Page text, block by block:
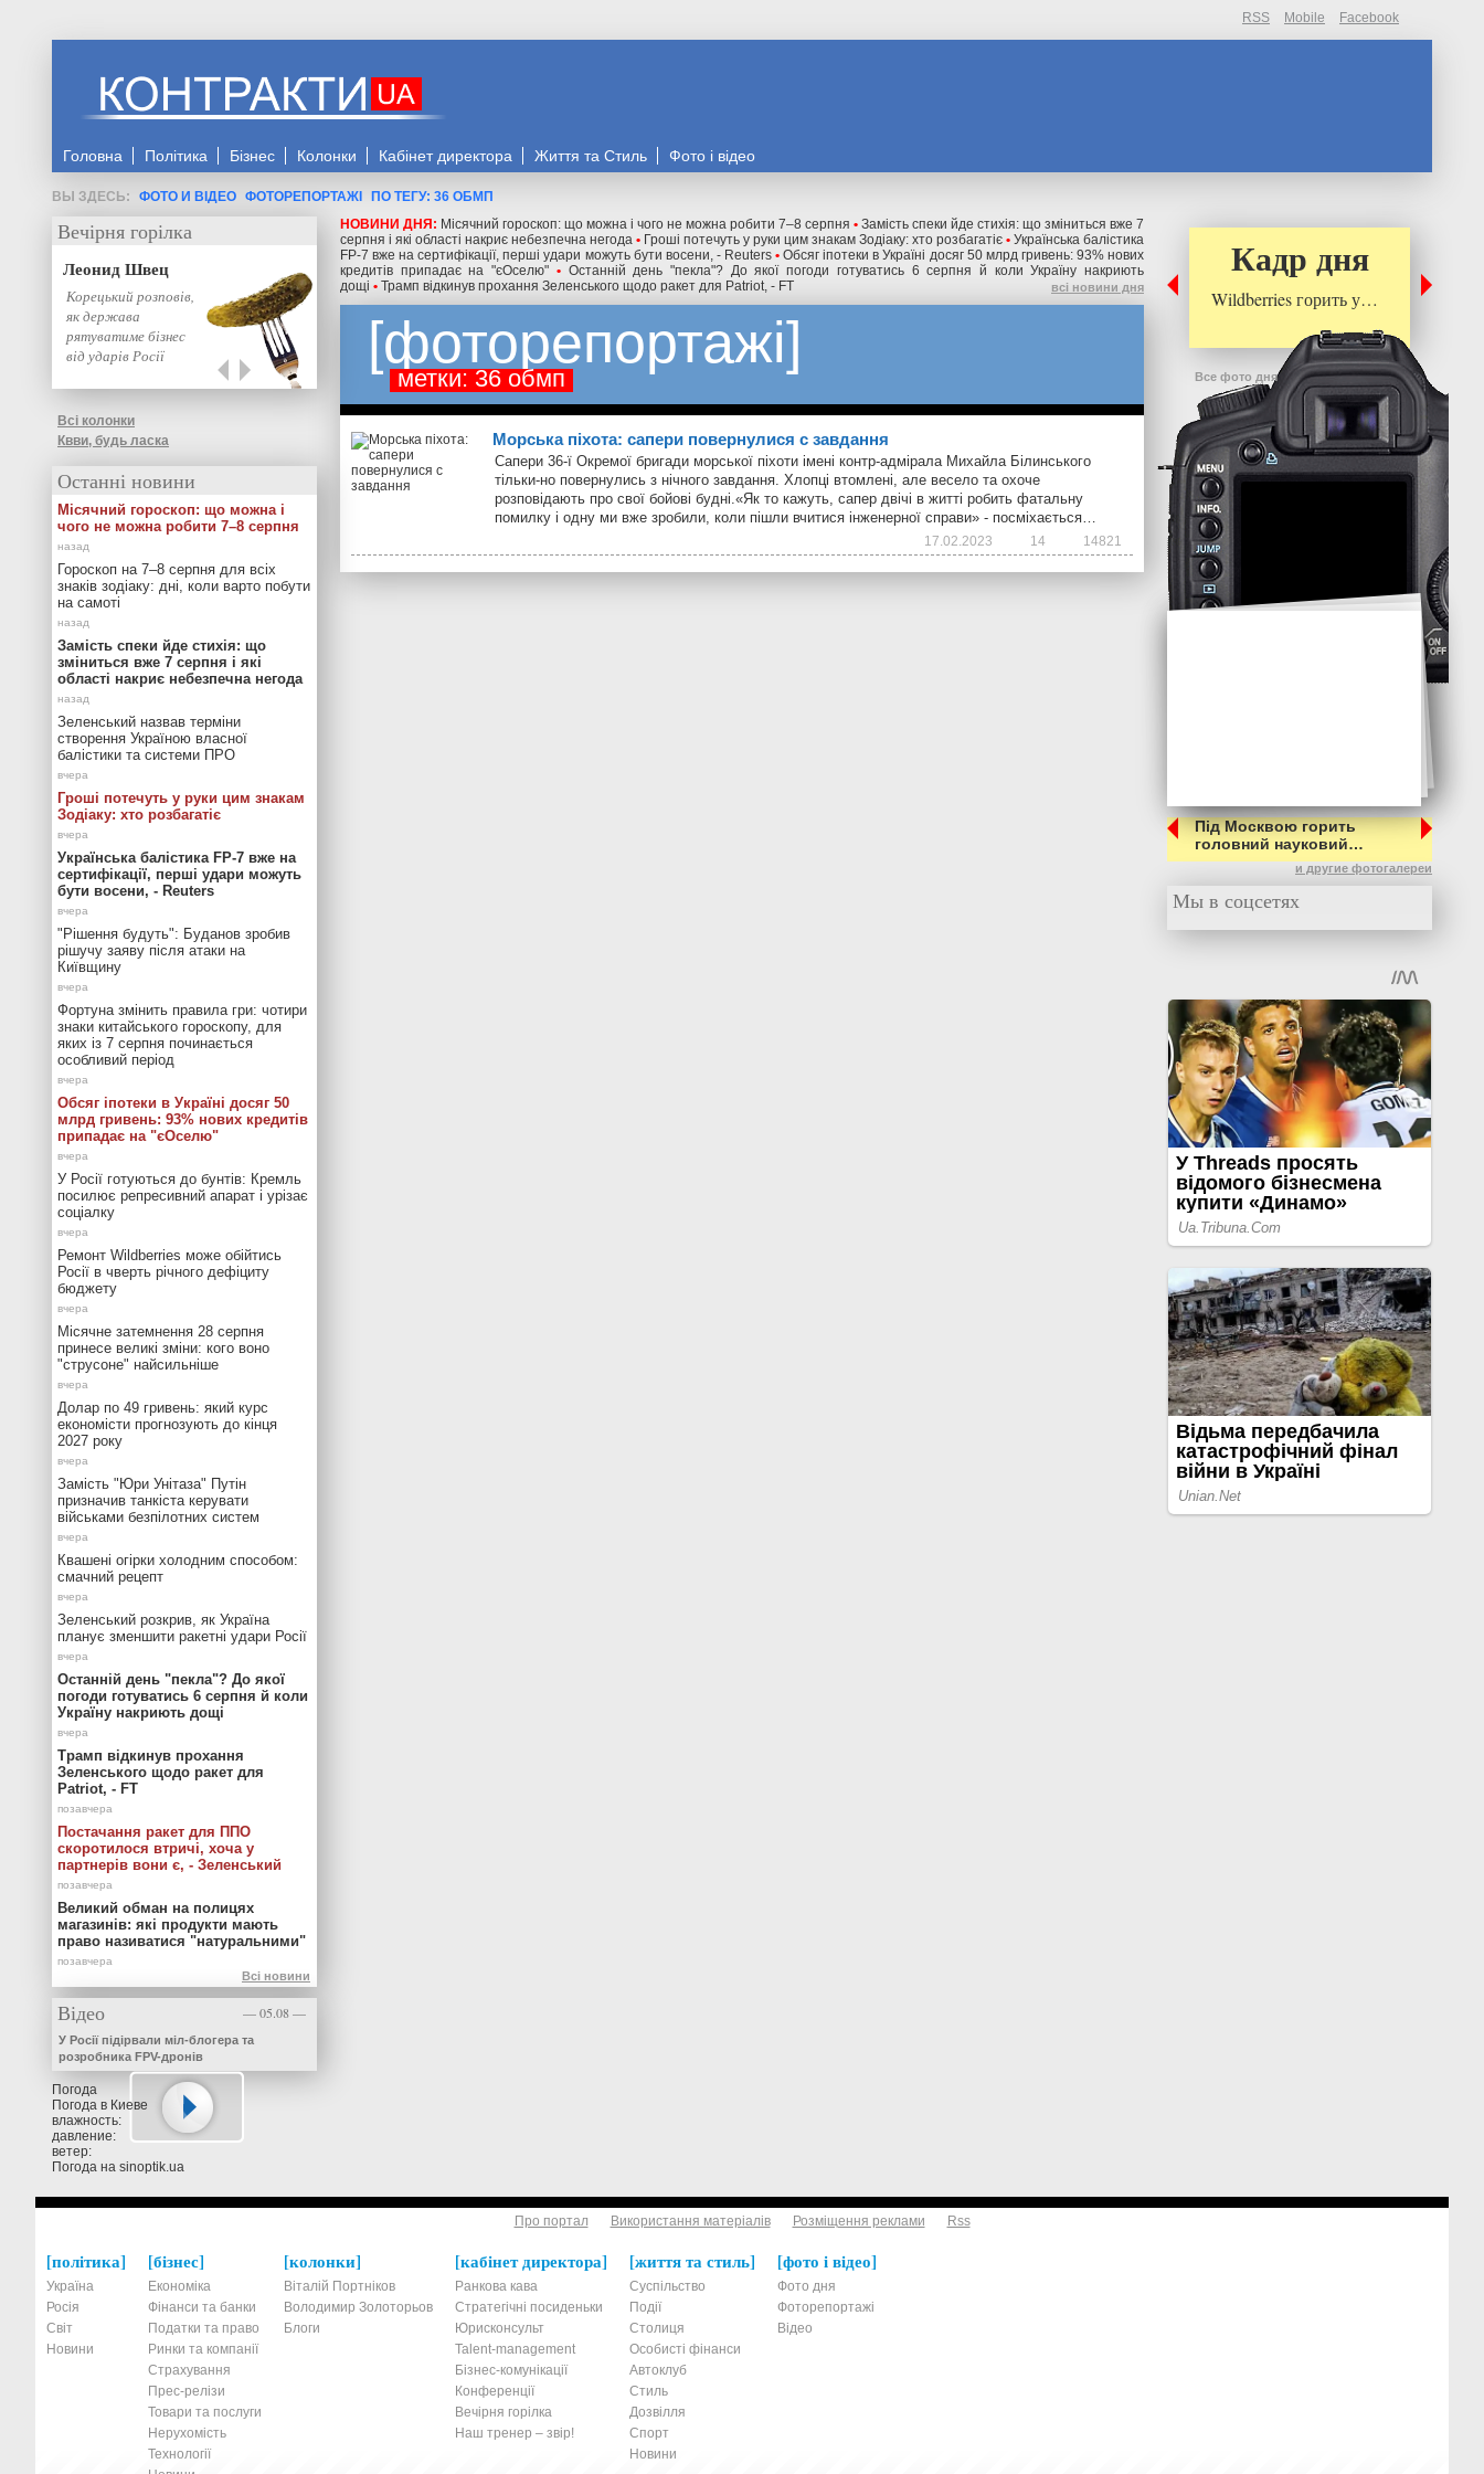
RSS Mobile Facebook
Головна Політика Бізнес Колонки Кабінет директора Життя та Стиль Фото і відео
ФОТО И ВІДЕО ФОТОРЕПОРТАЖІ
ПО ТЕГУ: 36 ОБМП
НОВИНИ ДНЯ: Місячний гороскоп: що можна і чого не можна робити 7–8 серпня • Замість спеки йде стихія: що зміниться вже 7
серпня і які області накриє небезпечна негода • Гроші потечуть у руки цим знакам Зодіаку: хто розбагатіє • Українська балістика
FP-7 вже на сертифікації, перші удари можуть бути восени, - Reuters • Обсяг іпотеки в Україні досяг 50 млрд гривень: 93% нових
кредитів припадає на "єОселю" • Останній день "пекла"? До якої погоди готуватись 6 серпня й коли Україну накриють
дощі • Трамп відкинув прохання Зеленського щодо ракет для Patriot, - FT всі новини дня
фоторепортажі
метки: 36 обмп
Морська піхота: сапери повернулися с завдання
Сапери 36-ї Окремої бригади морської піхоти імені контр-адмірала Михайла Білинського
тільки-но повернулись з нічного завдання. Хлопці втомлені, але весело та охоче
розповідають про свої бойові будні.«Як то кажуть, сапер двічі в житті робить фатальну
помилку і одну ми вже зробили, коли пішли вчитися інженерної справи» - посміхається…
17.02.2023 14 14821
Вечірня горілка
Леонид Швец
Корецький розповів,
як держава
рятуватиме бізнес
від ударів Росії
Всі колонки
Квви, будь ласка
Останні новини
Місячний гороскоп: що можна і
чого не можна робити 7–8 серпня
Гороскоп на 7–8 серпня для всіх
знаків зодіаку: дні, коли варто побути
на самоті
Замість спеки йде стихія: що
зміниться вже 7 серпня і які
області накриє небезпечна негода
Зеленський назвав терміни
створення Україною власної
балістики та системи ПРО
Гроші потечуть у руки цим знакам
Зодіаку: хто розбагатіє
Українська балістика FP-7 вже на
сертифікації, перші удари можуть
бути восени, - Reuters
"Рішення будуть": Буданов зробив
рішучу заяву після атаки на
Київщину
Фортуна змінить правила гри: чотири
знаки китайського гороскопу, для
яких із 7 серпня починається
особливий період
Обсяг іпотеки в Україні досяг 50
млрд гривень: 93% нових кредитів
припадає на "єОселю"
У Росії готуються до бунтів: Кремль
посилює репресивний апарат і урізає
соціалку
Ремонт Wildberries може обійтись
Росії в чверть річного дефіциту
бюджету
Місячне затемнення 28 серпня
принесе великі зміни: кого воно
"струсоне" найсильніше
Долар по 49 гривень: який курс
економісти прогнозують до кінця
2027 року
Замість "Юри Унітаза" Путін
призначив танкіста керувати
військами безпілотних систем
Квашені огірки холодним способом:
смачний рецепт
Зеленський розкрив, як Україна
планує зменшити ракетні удари Росії
Останній день "пекла"? До якої
погоди готуватись 6 серпня й коли
Україну накриють дощі
Трамп відкинув прохання
Зеленського щодо ракет для
Patriot, - FT
Постачання ракет для ППО
скоротилося втричі, хоча у
партнерів вони є, - Зеленський
Великий обман на полицях
магазинів: які продукти мають
право називатися "натуральними"
Всі новини
Відео — 05.08 —
У Росії підірвали міл-блогера та
розробника FPV-дронів
Погода
Погода в Киеве
влажность:
давление:
ветер:
Погода на sinoptik.ua
Кадр дня
Wildberries горить у…
Все фото дня
Під Москвою горить
головний науковий…
и другие фотогалереи
Мы в соцсетях
Про портал Використання матеріалів Розміщення реклами Rss
політика
Україна
Росія
Світ
Новини
бізнес
Економіка
Фінанси та банки
Податки та право
Ринки та компанії
Страхування
Прес-релізи
Товари та послуги
Нерухомість
Технології
колонки
Віталій Портніков
Володимир Золоторьов
Блоги
кабінет директора
Ранкова кава
Стратегічні посиденьки
Юрисконсульт
Talent-management
Бізнес-комунікації
Конференції
Вечірня горілка
Наш тренер – звір!
життя та стиль
Суспільство
Події
Столиця
Особисті фінанси
Автоклуб
Стиль
Дозвілля
Спорт
Новини
фото і відео
Фото дня
Фоторепортажі
Відео